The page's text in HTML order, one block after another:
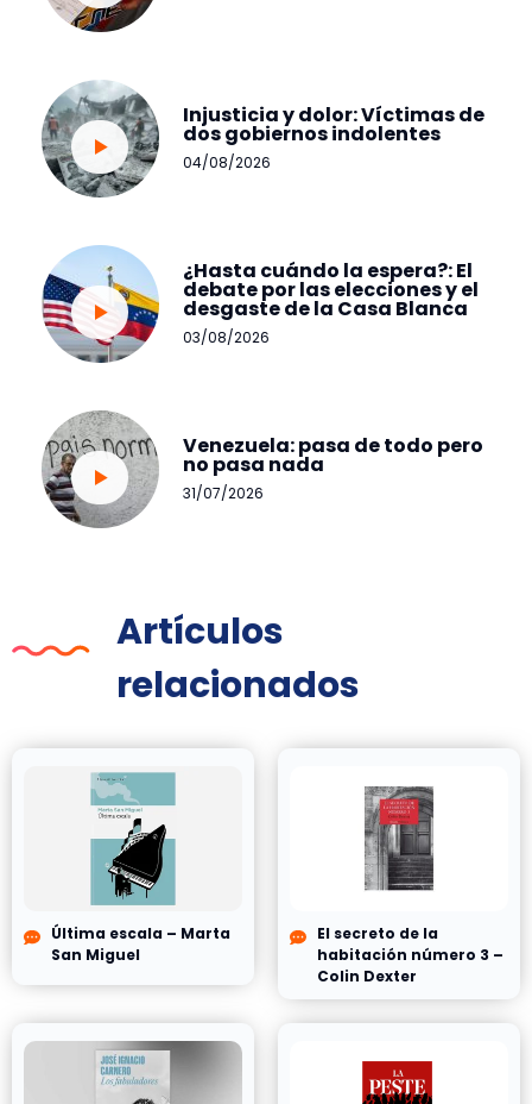
Injusticia y dolor: Víctimas de
dos gobiernos indolentes
04/08/2026
¿Hasta cuándo la espera?: El
debate por las elecciones y el
desgaste de la Casa Blanca
03/08/2026
Venezuela: pasa de todo pero
no pasa nada
31/07/2026
Artículos
relacionados
Última escala – Marta
San Miguel
El secreto de la
habitación número 3 –
Colin Dexter